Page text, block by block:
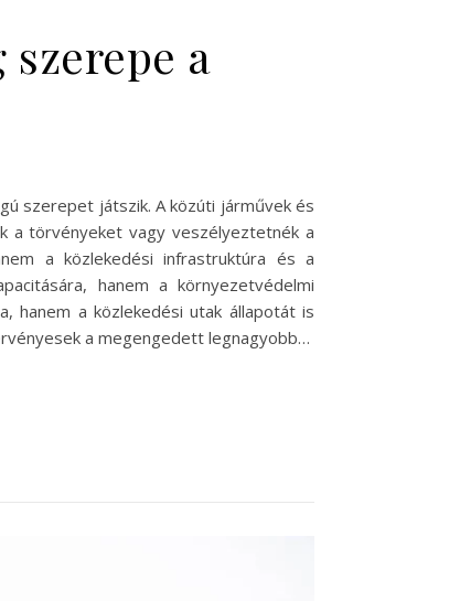
a
szerepet játszik. A közúti járművek és
a törvényeket vagy veszélyeztetnék a
a közlekedési infrastruktúra és a
hanem a környezetvédelmi
hanem a közlekedési utak állapotát is
a megengedett legnagyobb…